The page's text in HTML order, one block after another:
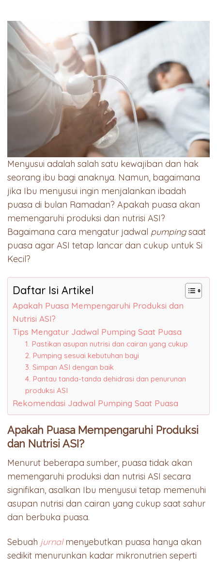
Menyusui adalah salah satu kewajiban dan hak
seorang ibu bagi anaknya. Namun, bagaimana
jika Ibu menyusui ingin menjalankan ibadah
puasa di bulan Ramadan? Apakah puasa akan
memengaruhi produksi dan nutrisi ASI?
Bagaimana cara mengatur jadwal pumpingsaat
puasa agar ASI tetap lancar dan cukup untuk Si
Kecil?
Daftar Isi Artikel
Apakah Puasa Mempengaruhi Produksi dan
Nutrisi ASI?
Tips Mengatur Jadwal Pumping Saat Puasa
1. Pastikan asupan nutrisi dan cairan yang cukup
2. Pumping sesuai kebutuhan bayi
3. Simpan ASI dengan baik
4. Pantau tanda-tanda dehidrasi dan penurunan
produksi ASI
Rekomendasi Jadwal Pumping Saat Puasa
Apakah Puasa Mempengaruhi Produksi
dan Nutrisi ASI?
Menurut beberapa sumber, puasa tidak akan
memengaruhi produksi dan nutrisi ASI secara
signifikan, asalkan Ibu menyusui tetap memenuhi
asupan nutrisi dan cairan yang cukup saat sahur
dan berbuka puasa.
Sebuah jurnalmenyebutkan puasa hanya akan
sedikit menurunkan kadar mikronutrien seperti